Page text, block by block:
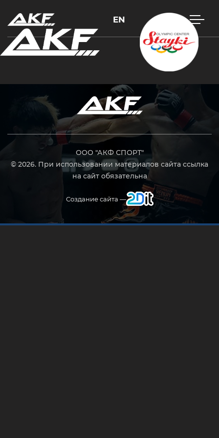
EN
ООО "АКФ СПОРТ"
© 2026. При использовании материалов сайта ссылка
на сайт обязательна
Создание сайта —
Нажмите Enter для поиска или Esc, чтобы закрыть